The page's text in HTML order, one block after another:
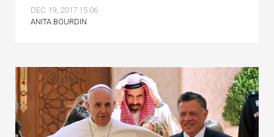
DEC 19, 2017 15:06
ANITA BOURDIN